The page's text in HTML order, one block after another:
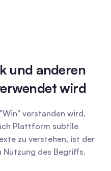
und anderen
wird
verstanden wird,
Plattform subtile
zu verstehen, ist der
Nutzung des Begriffs.